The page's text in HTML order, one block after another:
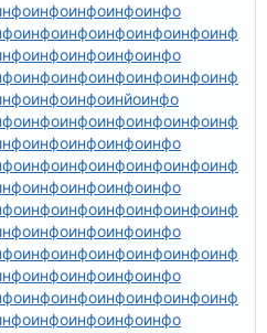
инфоинфоинфоинфо
инфоинфоинфоинфоинфоинф
инфоинфоинфоинфо
инфоинфоинфоинфоинфоинф
инфоинфоинйоинфо
инфоинфоинфоинфоинфоинф
инфоинфоинфоинфо
инфоинфоинфоинфоинфоинф
инфоинфоинфоинфо
инфоинфоинфоинфоинфоинф
инфоинфоинфоинфо
инфоинфоинфоинфоинфоинф
инфоинфоинфоинфо
инфоинфоинфоинфоинфоинф
инфоинфоинфоинфо